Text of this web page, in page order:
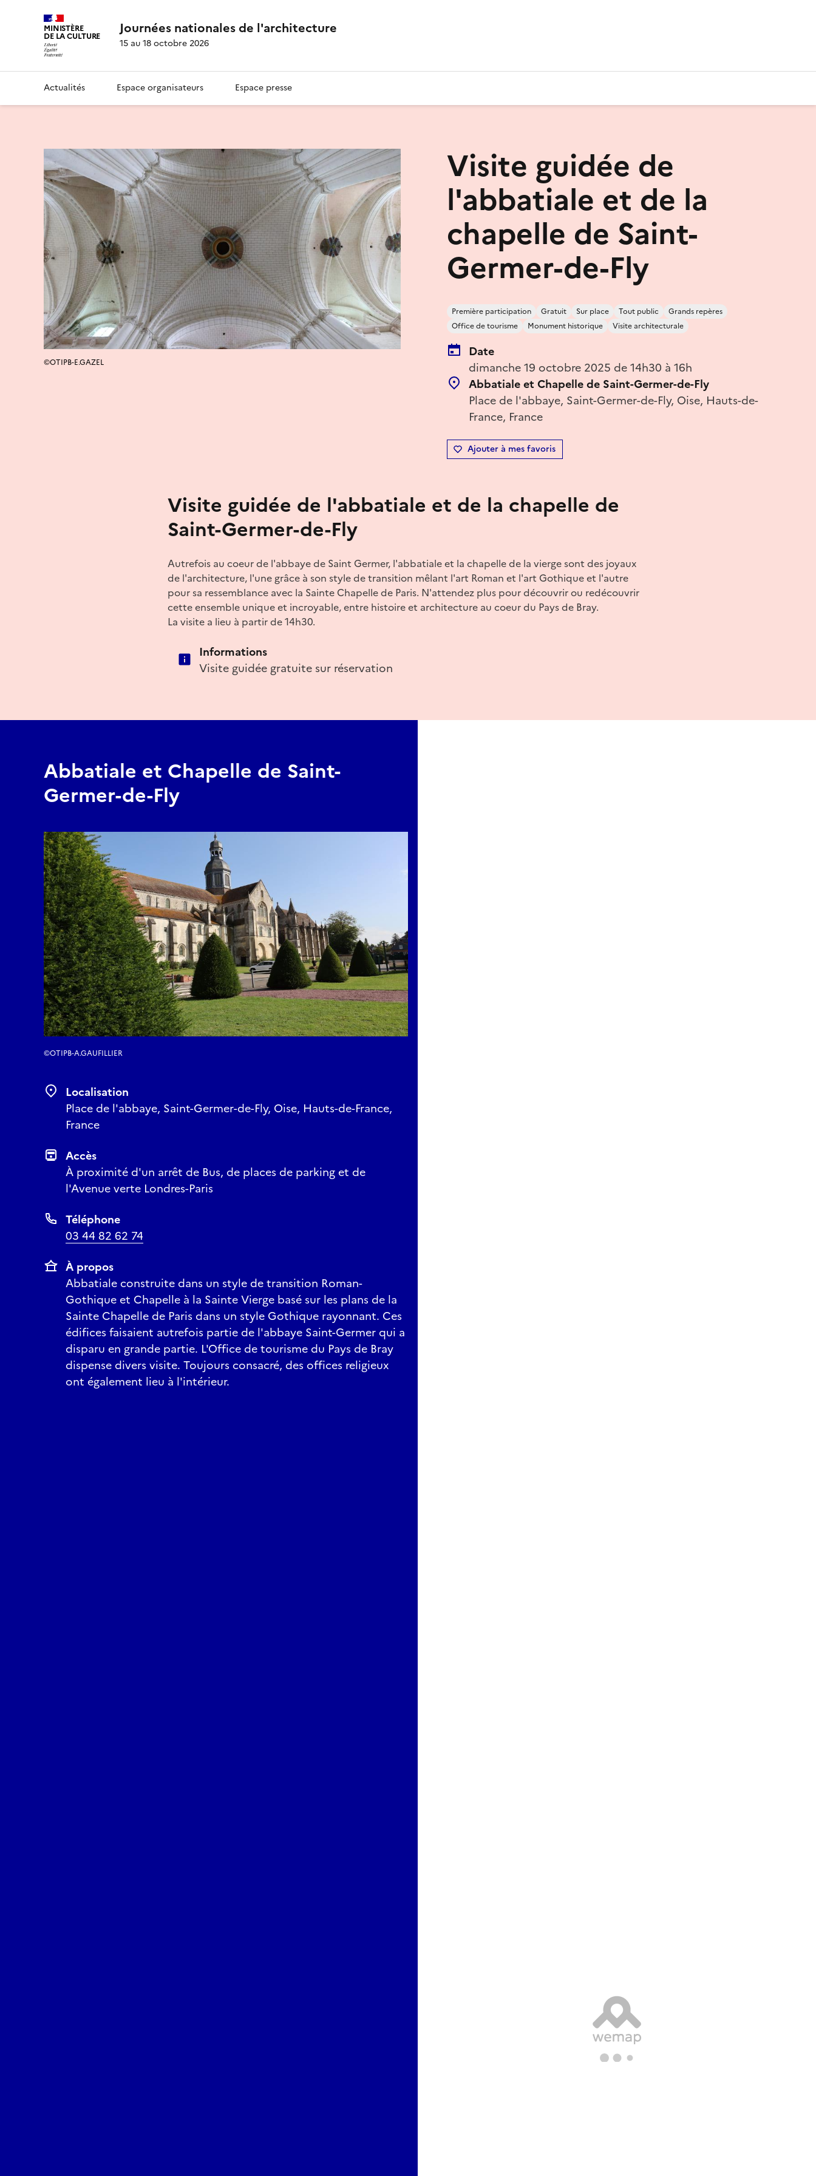
MINISTÈRE
DE LA CULTURE Journées nationales de l'architecture
15 au 18 octobre 2026
Actualités Espace organisateurs Espace presse
Visite guidée de
l'abbatiale et de la
chapelle de Saint-
Germer-de-Fly
Première participation Gratuit Sur place Tout public
Grands repères
Office de tourisme
Monument historique Visite architecturale
Date
dimanche 19 octobre 2025 de 14h30 à 16h
Abbatiale et Chapelle de Saint-Germer-de-Fly
Place de l'abbaye, Saint-Germer-de-Fly, Oise, Hauts-de-
France, France
Ajouter à mes favoris
©OTIPB-E.GAZEL
Visite guidée de l'abbatiale et de la chapelle de
Saint-Germer-de-Fly
Autrefois au coeur de l'abbaye de Saint Germer, l'abbatiale et la chapelle de la vierge sont des joyaux
de l'architecture, l'une grâce à son style de transition mêlant l'art Roman et l'art Gothique et l'autre
pour sa ressemblance avec la Sainte Chapelle de Paris. N'attendez plus pour découvrir ou redécouvrir
cette ensemble unique et incroyable, entre histoire et architecture au coeur du Pays de Bray.
La visite a lieu à partir de 14h30.
Informations
Visite guidée gratuite sur réservation
Abbatiale et Chapelle de Saint-
Germer-de-Fly
©OTIPB-A.GAUFILLIER
Localisation
Place de l'abbaye, Saint-Germer-de-Fly, Oise, Hauts-de-France,
France
Accès
À proximité d'un arrêt de Bus, de places de parking et de
l'Avenue verte Londres-Paris
Téléphone
03 44 82 62 74
À propos
Abbatiale construite dans un style de transition Roman-
Gothique et Chapelle à la Sainte Vierge basé sur les plans de la
Sainte Chapelle de Paris dans un style Gothique rayonnant. Ces
édifices faisaient autrefois partie de l'abbaye Saint-Germer qui a
disparu en grande partie. L'Office de tourisme du Pays de Bray
dispense divers visite. Toujours consacré, des offices religieux
ont également lieu à l'intérieur.